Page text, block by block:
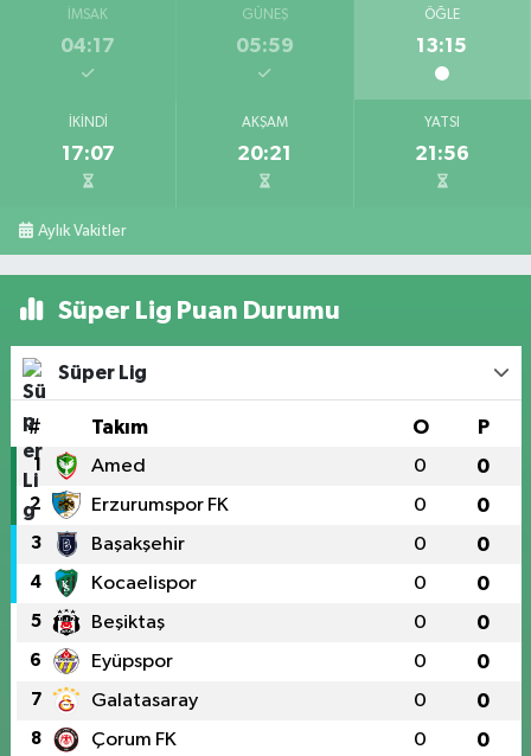
İMSAK
04:17
GÜNEŞ
05:59
ÖĞLE
13:15
İKINDI
17:07
AKŞAM
20:21
YATSI
21:56
Aylık Vakitler
Süper Lig Puan Durumu
Süper Lig
# Takım O P
1 Amed 0 0
2 Erzurumspor FK 0 0
3 Başakşehir 0 0
4 Kocaelispor 0 0
5 Beşiktaş 0 0
6 Eyüpspor 0 0
7 Galatasaray 0 0
8 Çorum FK 0 0